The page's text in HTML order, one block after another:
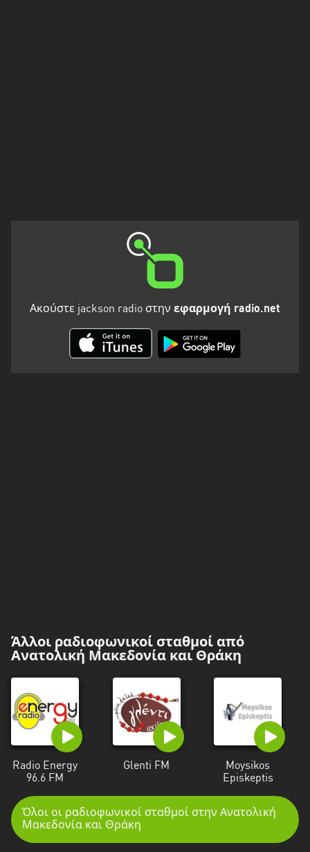
Ακούστε jackson radio στην εφαρμογή radio.net
Άλλοι ραδιοφωνικοί σταθμοί από
Ανατολική Μακεδονία και Θράκη
Radio Energy
96.6 FM
Glenti FM
Moysikos
Episkeptis
Όλοι οι ραδιοφωνικοί σταθμοί στην Ανατολική
Μακεδονία και Θράκη